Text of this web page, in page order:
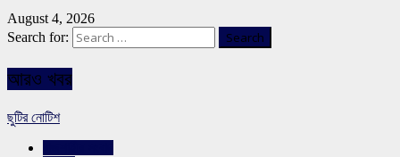
August 4, 2026
Search for:
আরও খবর
ছুটির নোটিশ